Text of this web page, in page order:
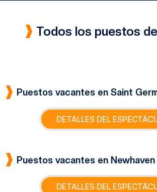
Todos los puestos
Puestos vacantes en Saint
DETALLES DEL
Puestos vacantes en Newhaven
DETALLES DEL